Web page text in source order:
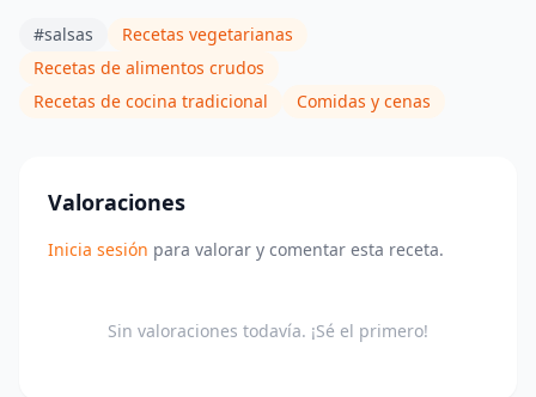
#salsas
Recetas vegetarianas
Recetas de alimentos crudos
Recetas de cocina tradicional
Comidas y cenas
Valoraciones
Inicia sesión para valorar y comentar esta receta.
Sin valoraciones todavía. ¡Sé el primero!